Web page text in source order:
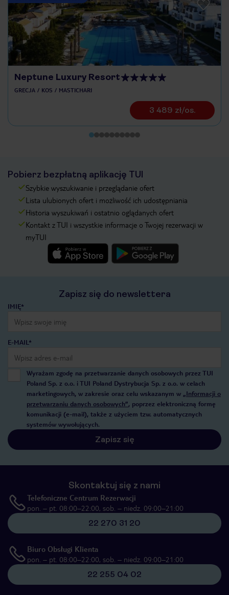
Neptune Luxury Resort
GRECJA KOS MASTICHARI
3 489 zł/os.
Pobierz bezpłatną aplikację TUI
Szybkie wyszukiwanie i przeglądanie ofert
Lista ulubionych ofert i możliwość ich udostępniania
Historia wyszukiwań i ostatnio oglądanych ofert
Kontakt z TUI i wszystkie informacje o Twojej rezerwacji w
myTUI
Zapisz się do newslettera
IMIĘ*
E-MAIL*
Wyrażam zgodę na przetwarzanie danych osobowych przez TUI
Poland Sp. z o.o. i TUI Poland Dystrybucja Sp. z o.o. w celach
marketingowych, w zakresie oraz celu wskazanym w „Informacji o
przetwarzaniu danych osobowych”, poprzez elektroniczną formę
komunikacji (e-mail), także z użyciem tzw. automatycznych
systemów wywołujących.
Zapisz się
Skontaktuj się z nami
Telefoniczne Centrum Rezerwacji
pon. – pt. 08:00–22:00, sob. – niedz. 09:00–21:00
22 270 31 20
Biuro Obsługi Klienta
pon. – pt. 08:00–22:00, sob. – niedz. 09:00–21:00
22 255 04 02